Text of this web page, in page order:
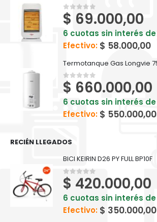
0out of 5
$ 69.000,00
6 cuotas sin interés de
Efectivo: $ 58.000,00
0out of 5
$ 660.000,00
6 cuotas sin interés de
Efectivo: $ 550.000,00
RECIÉN LLEGADOS
BICI KEIRIN D26 PY FULL BP10F
0out of 5
$ 420.000,00
6 cuotas sin interés de
Efectivo: $ 350.000,00